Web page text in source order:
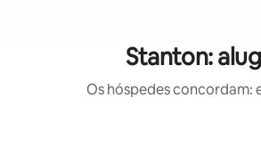
Stanton:
Os hóspedes concordam: